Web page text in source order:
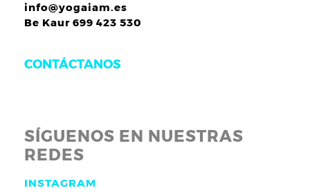
info@yogaiam.es
Be Kaur 699 423 530
CONTÁCTANOS
SÍGUENOS EN NUESTRAS
REDES
INSTAGRAM